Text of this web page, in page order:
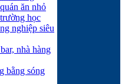
ăn nhỏ
học
nghiệp siêu
nhà hàng
bằng sóng